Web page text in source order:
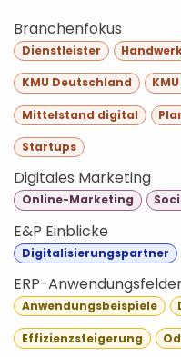
Branchenfokus
Dienstleister
KMU Deutschland
Mittelstand digital
Startups
Digitales Marketing
Online-Marketing
E&P Einblicke
Digitalisierungspartner
ERP-
Anwendungsbeispiele
Effizienzsteigerung